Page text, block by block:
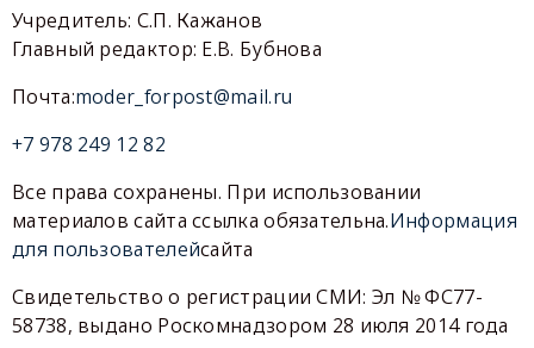
Учредитель: С.П. Кажанов
Главный редактор: Е.В. Бубнова
Почта:moder_forpost@mail.ru
+7 978 249 12 82
Все права сохранены. При использовании
материалов сайта ссылка обязательна.Информация
для пользователейсайта
Свидетельство о регистрации СМИ: Эл № ФС77-
58738, выдано Роскомнадзором 28 июля 2014 года